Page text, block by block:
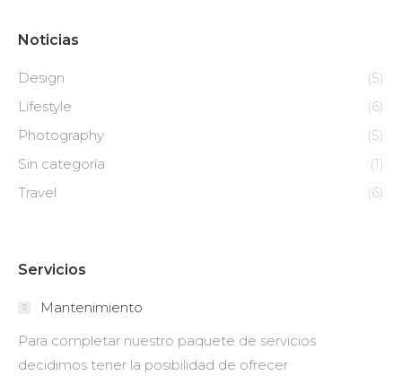
Noticias
Design
(5)
Lifestyle
(6)
Photography
(5)
Sin categoría
(1)
Travel
(6)
Servicios
Mantenimiento
Para completar nuestro paquete de servicios
decidimos tener la posibilidad de ofrecer